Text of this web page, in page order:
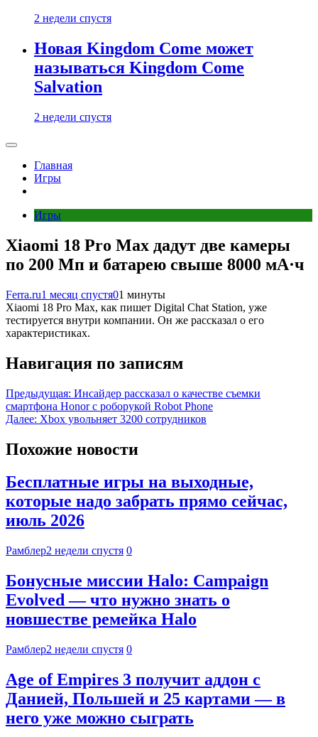
2 недели спустя
Новая Kingdom Come может
называться Kingdom Come
Salvation
2 недели спустя
Главная
Игры
Игры
Xiaomi 18 Pro Max дадут две камеры
по 200 Мп и батарею свыше 8000 мА·ч
Ferra.ru1 месяц спустя01 минуты
Xiaomi 18 Pro Max, как пишет Digital Chat Station, уже
тестируется внутри компании. Он же рассказал о его
характеристиках.
Навигация по записям
Предыдущая: Инсайдер рассказал о качестве съемки
смартфона Honor с роборукой Robot Phone
Далее: Xbox увольняет 3200 сотрудников
Похожие новости
Бесплатные игры на выходные,
которые надо забрать прямо сейчас,
июль 2026
Рамблер2 недели спустя 0
Бонусные миссии Halo: Campaign
Evolved — что нужно знать о
новшестве ремейка Halo
Рамблер2 недели спустя 0
Age of Empires 3 получит аддон с
Данией, Польшей и 25 картами — в
него уже можно сыграть